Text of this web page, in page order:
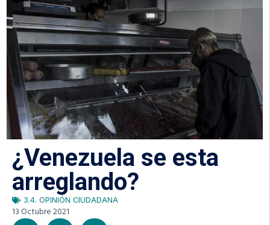
¿Venezuela se esta
arreglando?
3.4. OPINIÓN CIUDADANA
13 Octubre 2021